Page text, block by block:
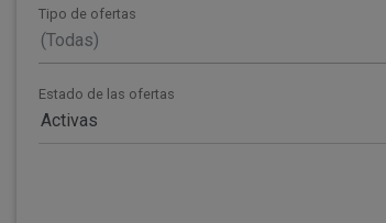
Tipo de ofertas
(Todas)
Estado de las ofertas
Activas